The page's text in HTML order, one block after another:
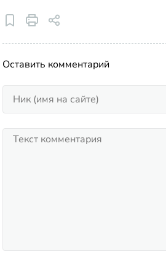
Оставить комментарий